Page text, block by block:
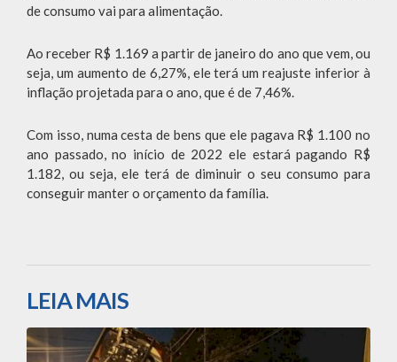
de consumo vai para alimentação.
Ao receber R$ 1.169 a partir de janeiro do ano que vem, ou
seja, um aumento de 6,27%, ele terá um reajuste inferior à
inflação projetada para o ano, que é de 7,46%.
Com isso, numa cesta de bens que ele pagava R$ 1.100 no
ano passado, no início de 2022 ele estará pagando R$
1.182, ou seja, ele terá de diminuir o seu consumo para
conseguir manter o orçamento da família.
LEIA MAIS